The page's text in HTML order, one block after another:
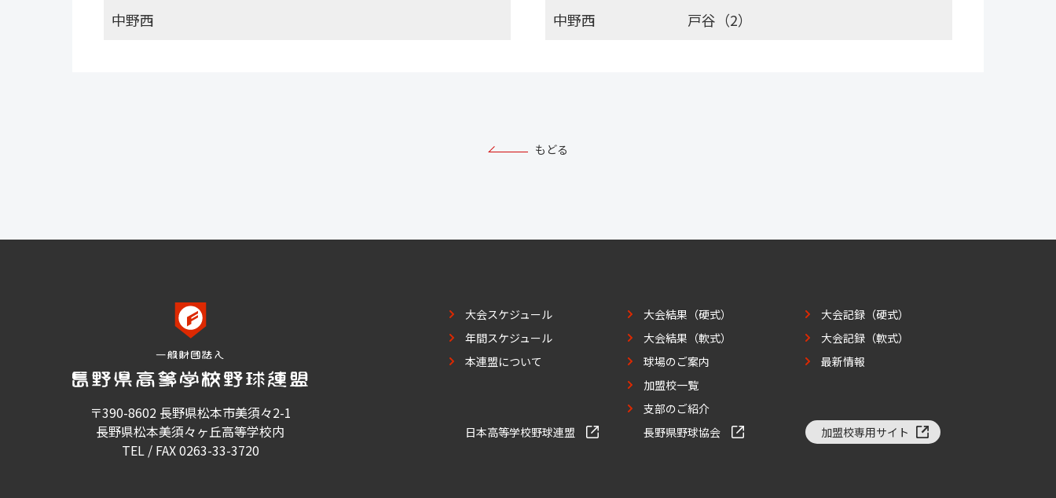
中野西 中野西 戸谷（2）
もどる
〒390-8602 長野県松本市美須々2-1
長野県松本美須々ヶ丘高等学校内
TEL / FAX 0263-33-3720
大会スケジュール
年間スケジュール
本連盟について
大会結果（硬式）
大会結果（軟式）
球場のご案内
加盟校一覧
支部のご紹介
大会記録（硬式）
大会記録（軟式）
最新情報
日本高等学校野球連盟 長野県野球協会 加盟校専用サイト